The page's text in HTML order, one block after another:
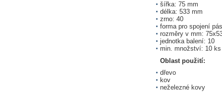
šířka: 75 mm
délka: 533 mm
zrno: 40
forma pro spojení
rozměry v mm:
jednotka balení: 10
min. množství: 10 ks
Oblast použití:
dřevo
kov
neželezné kovy